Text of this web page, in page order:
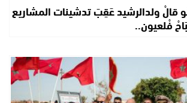
قالْ ولدالرشيد عَقِبَ تدشينات المشاريع
فْلعيون..